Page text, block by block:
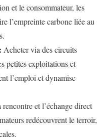
et le consommateur, les
l’empreinte carbone liée au
Acheter via des circuits
petites exploitations et
l’emploi et dynamise
rencontre et l’échange direct
redécouvrent le terroir,